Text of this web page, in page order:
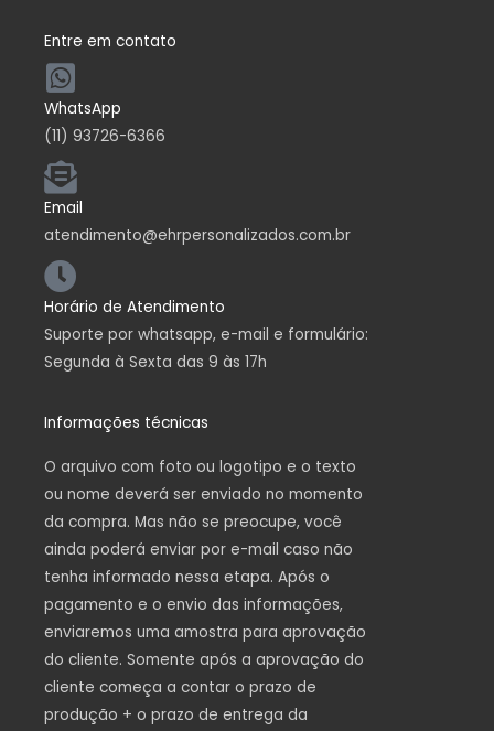
Entre em contato
WhatsApp
(11) 93726-6366
Email
atendimento@ehrpersonalizados.com.br
Horário de Atendimento
Suporte por whatsapp, e-mail e formulário:
Segunda à Sexta das 9 às 17h
Informações técnicas
O arquivo com foto ou logotipo e o texto
ou nome deverá ser enviado no momento
da compra. Mas não se preocupe, você
ainda poderá enviar por e-mail caso não
tenha informado nessa etapa. Após o
pagamento e o envio das informações,
enviaremos uma amostra para aprovação
do cliente. Somente após a aprovação do
cliente começa a contar o prazo de
produção + o prazo de entrega da